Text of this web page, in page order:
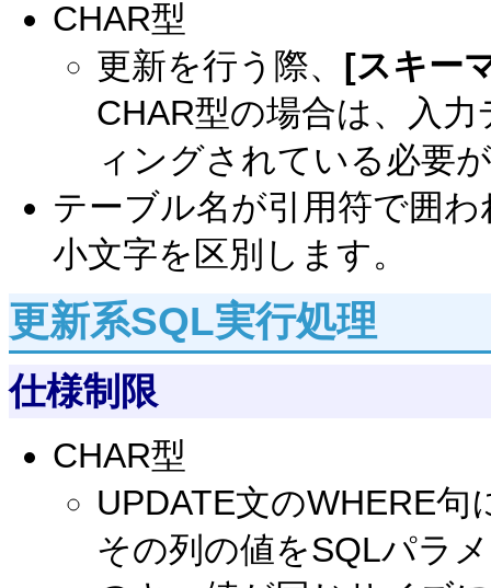
CHAR型
更新を行う際、 [スキー
CHAR型の場合は、入
ィングされている必要
テーブル名が引用符で囲
小文字を区別します。
更新系SQL実行処理
仕様制限
CHAR型
UPDATE文のWHERE
その列の値をSQLパラ